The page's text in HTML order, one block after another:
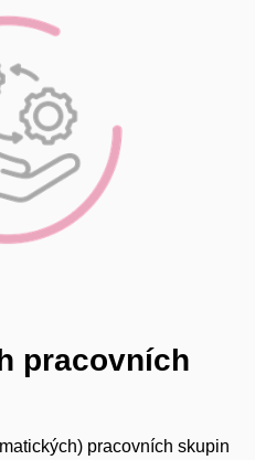
pracovních
pracovních skupin